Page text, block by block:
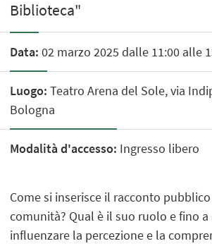
Biblioteca"
Data: 02 marzo 2025 dalle 11:00 alle
Luogo: Teatro Arena del Sole, via
Bologna
Modalità d'accesso: Ingresso libero
Come si inserisce il racconto
comunità? Qual è il suo ruolo e fino
influenzare la percezione e la